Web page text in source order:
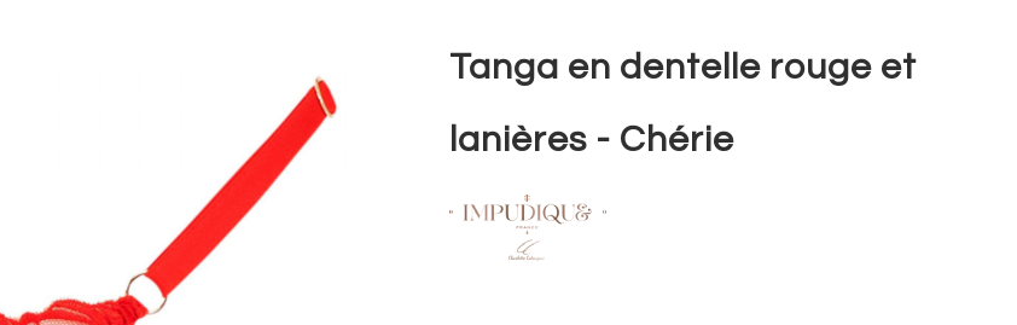
Tanga en dentelle rouge et
lanières - Chérie